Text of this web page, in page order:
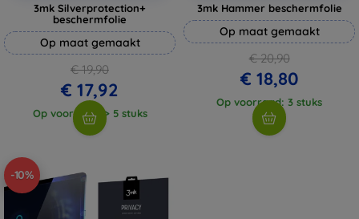
3mk Silverprotection+
beschermfolie
Op maat gemaakt
€ 19,90
€ 17,92
Op voorraad: > 5 stuks
3mk Hammer beschermfolie
Op maat gemaakt
€ 20,90
€ 18,80
Op voorraad: 3 stuks
-10%